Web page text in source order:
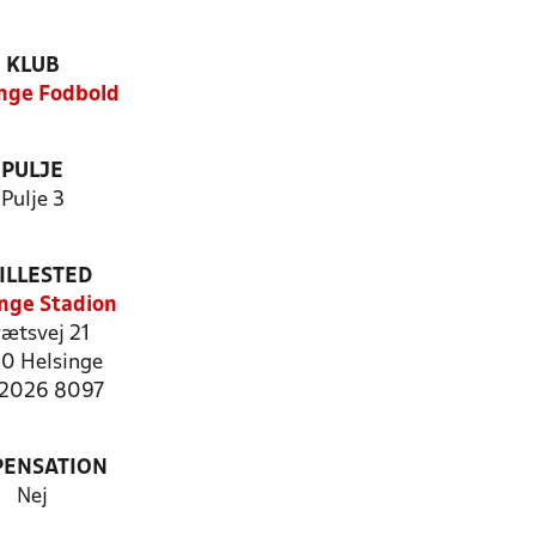
KLUB
Fodbold
PULJE
Pulje 3
Stadion
21
Helsinge
2026 8097
Nej